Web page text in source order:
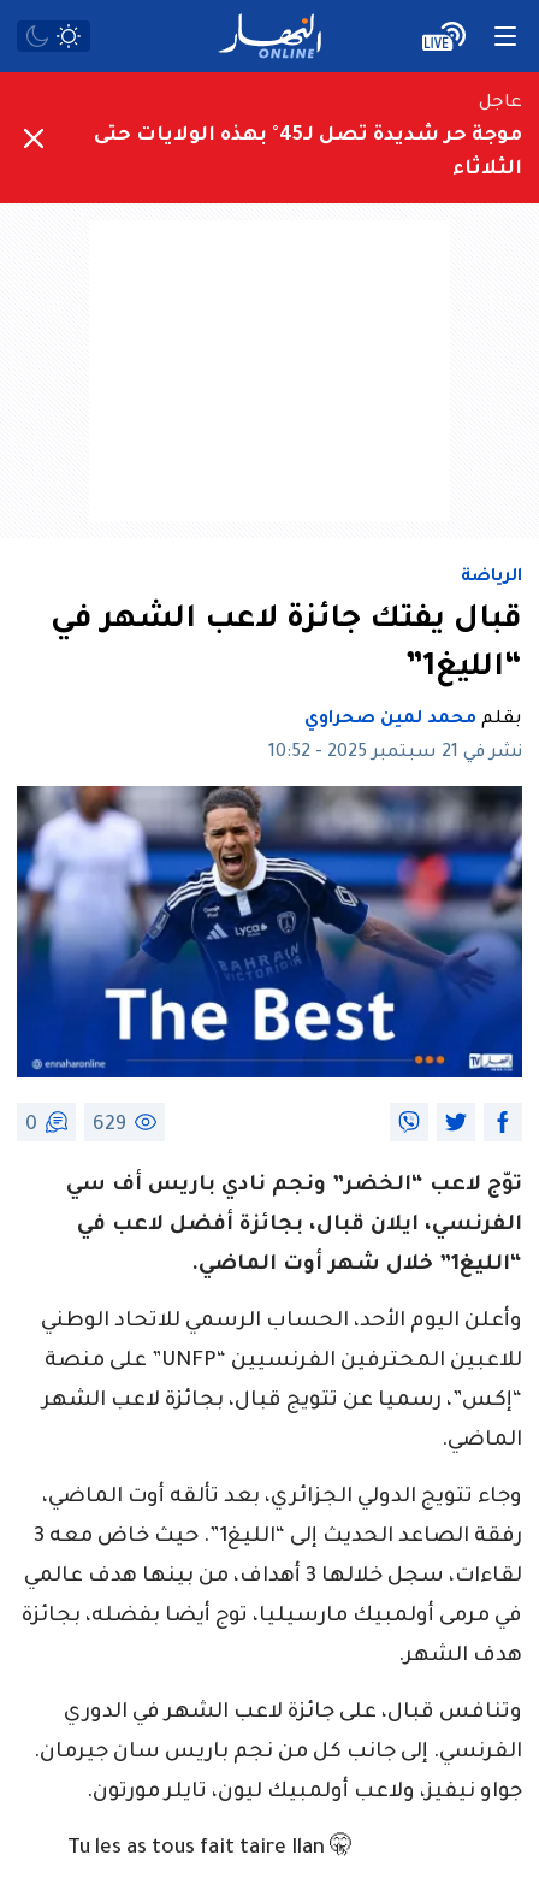
عاجل
موجة حر شديدة تصل لـ45° بهذه الولايات حتى
الثلاثاء
الرياضة
قبال يفتك جائزة لاعب الشهر في
“الليغ1”
بقلم محمد لمين صحراوي
نشر في 21 سبتمبر 2025 - 10:52
629
0
توّج لاعب “الخضر” ونجم نادي باريس أف سي
الفرنسي، ايلان قبال، بجائزة أفضل لاعب في
“الليغ1” خلال شهر أوت الماضي.
وأعلن اليوم الأحد، الحساب الرسمي للاتحاد الوطني
للاعبين المحترفين الفرنسيين “UNFP” على منصة
“إكس”، رسميا عن تتويج قبال، بجائزة لاعب الشهر
الماضي.
وجاء تتويج الدولي الجزائري، بعد تألقه أوت الماضي،
رفقة الصاعد الحديث إلى “الليغ1”. حيث خاض معه 3
لقاءات، سجل خلالها 3 أهداف، من بينها هدف عالمي
في مرمى أولمبيك مارسيليا، توج أيضا بفضله، بجائزة
هدف الشهر.
وتنافس قبال، على جائزة لاعب الشهر في الدوري
الفرنسي. إلى جانب كل من نجم باريس سان جيرمان.
جواو نيفيز، ولاعب أولمبيك ليون، تايلر مورتون.
Tu les as tous fait taire Ilan 🤫